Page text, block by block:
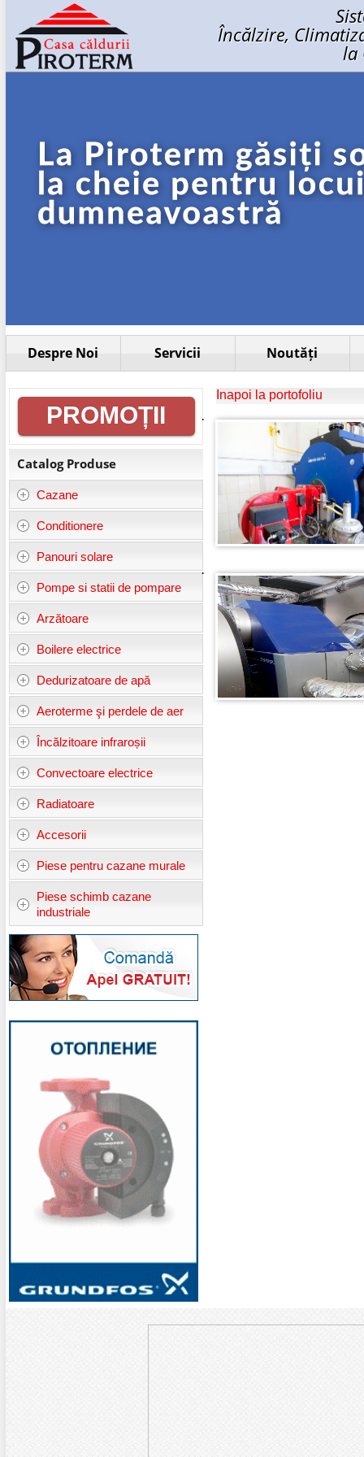
Încălzire,
la
Despre Noi Servicii
Noutăți
Informații
generale
PROMOȚII
Catalog Produse
Cazane
Conditionere
Panouri solare
Pompe si statii de pompare
Arzătoare
Boilere electrice
Dedurizatoare de apă
Aeroterme şi perdele de aer
Încălzitoare infraroșii
Convectoare electrice
Radiatoare
Accesorii
Piese pentru cazane murale
Piese schimb cazane
industriale
Inapoi la portofoliu